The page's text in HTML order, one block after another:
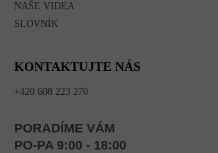
NAŠE VIDEA
SLOVNÍK
KONTAKTUJTE NÁS
+420 608 223 270
PORADÍME VÁM
PO-PA 9:00 - 18:00